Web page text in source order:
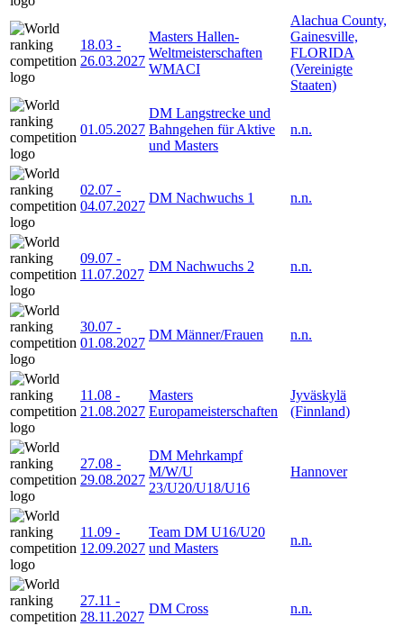
18.03 -
26.03.2027
Masters Hallen-
Weltmeisterschaften
WMACI
Alachua County,
Gainesville,
FLORIDA
(Vereinigte
Staaten)
01.05.2027
DM Langstrecke und
Bahngehen für Aktive
und Masters
n.n.
02.07 -
04.07.2027
DM Nachwuchs 1 n.n.
09.07 -
11.07.2027
DM Nachwuchs 2 n.n.
30.07 -
01.08.2027
DM Männer/Frauen n.n.
11.08 -
21.08.2027
Masters
Europameisterschaften
Jyväskylä
(Finnland)
27.08 -
29.08.2027
DM Mehrkampf
M/W/U
23/U20/U18/U16
Hannover
11.09 -
12.09.2027
Team DM U16/U20
und Masters
n.n.
27.11 -
28.11.2027
DM Cross n.n.